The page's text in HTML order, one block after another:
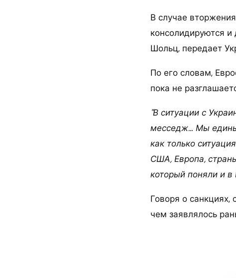
В случае
консолидируются
Шольц, передает
По его словам,
пока не
"В ситуации с
месседж… Мы едины
как только
США, Европа,
который поняли и в
Говоря о санкциях,
чем заявлялось